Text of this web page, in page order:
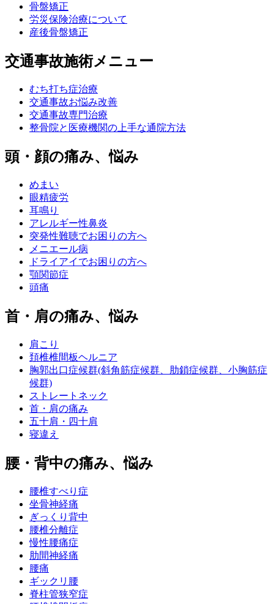
骨盤矯正
労災保険治療について
産後骨盤矯正
交通事故施術メニュー
むち打ち症治療
交通事故お悩み改善
交通事故専門治療
整骨院と医療機関の上手な通院方法
頭・顔の痛み、悩み
めまい
眼精疲労
耳鳴り
アレルギー性鼻炎
突発性難聴でお困りの方へ
メニエール病
ドライアイでお困りの方へ
顎関節症
頭痛
首・肩の痛み、悩み
肩こり
頚椎椎間板ヘルニア
胸郭出口症候群(斜角筋症候群、肋鎖症候群、小胸筋症
候群)
ストレートネック
首・肩の痛み
五十肩・四十肩
寝違え
腰・背中の痛み、悩み
腰椎すべり症
坐骨神経痛
ぎっくり背中
腰椎分離症
慢性腰痛症
肋間神経痛
腰痛
ギックリ腰
脊柱管狭窄症